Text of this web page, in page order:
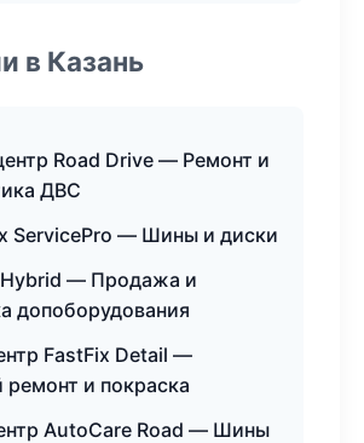
в Казань
Road Drive — Ремонт и
ДВС
ServicePro — Шины и диски
— Продажа и
допоборудования
FastFix Detail —
ремонт и покраска
AutoCare Road — Шины